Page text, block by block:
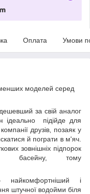
Оплата Умови
моделей серед
за свій аналог
ідеально підійде для
друзів, позаяк у
й пограти в м'яч.
зовнішніх підпорок
басейну, тому
і
штучної водойми біля